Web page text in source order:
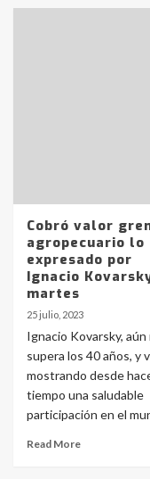
Cobró valor
agropecuario lo
expresado por
Ignacio
martes
25 julio, 2023
Ignacio Kovarsky, aún
supera los 40 años, y
mostrando desde
tiempo una saludable
participación en el
Read More
4
5
Los
La
6
La
con
de la